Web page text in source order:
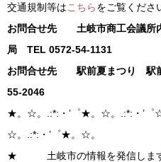
交通規制等はこちらをご覧くださ
お問合せ先 土岐市商工会議所
局 TEL 0572-54-1131
お問合せ先 駅前夏まつ
55-2046
★。☆。.:*:・’゜★。☆。.:*:・’゜
☆。.:*:・’゜★。☆。
★ 土岐市の情報を発信しま